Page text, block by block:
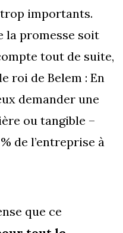
importants.
la promesse soit
tout de suite,
roi de Belem : En
demander une
ou tangible –
de l’entreprise à
que ce